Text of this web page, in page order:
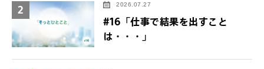
2 2026.07.27
#16「仕事で結果を出すこと
は・・・」